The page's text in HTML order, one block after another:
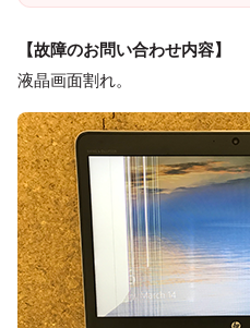
【故障のお問い合わせ内容】
液晶画面割れ。